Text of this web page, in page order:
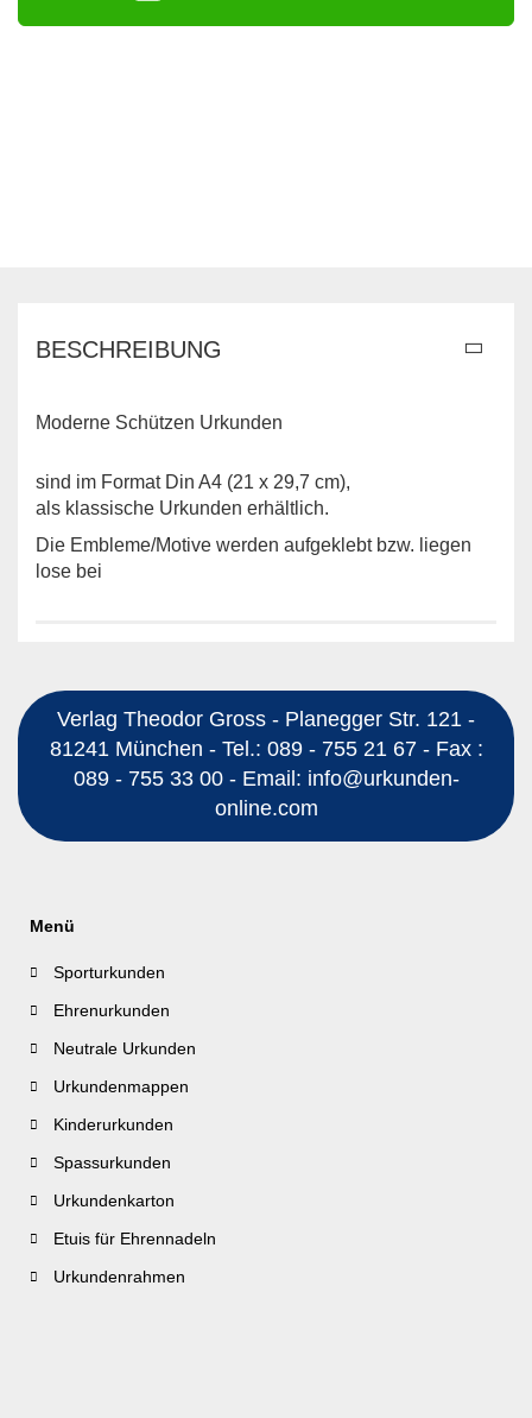
BESCHREIBUNG
Moderne Schützen Urkunden
sind im Format Din A4 (21 x 29,7 cm),
als klassische Urkunden erhältlich.
Die Embleme/Motive werden aufgeklebt bzw. liegen
lose bei
Verlag Theodor Gross - Planegger Str. 121 -
81241 München - Tel.: 089 - 755 21 67 - Fax :
089 - 755 33 00 - Email: info@urkunden-
online.com
Menü
Sporturkunden
Ehrenurkunden
Neutrale Urkunden
Urkundenmappen
Kinderurkunden
Spassurkunden
Urkundenkarton
Etuis für Ehrennadeln
Urkundenrahmen